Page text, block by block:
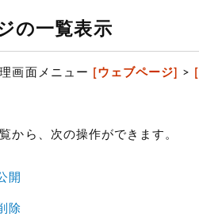
の一覧表示
画面メニュー [ウェブページ] >
から、次の操作ができます。
開
除